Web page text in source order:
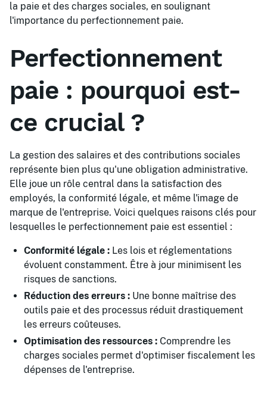
la paie et des charges sociales, en soulignant
l'importance du perfectionnement paie.
Perfectionnement
paie : pourquoi est-
ce crucial ?
La gestion des salaires et des contributions sociales
représente bien plus qu'une obligation administrative.
Elle joue un rôle central dans la satisfaction des
employés, la conformité légale, et même l'image de
marque de l'entreprise. Voici quelques raisons clés pour
lesquelles le perfectionnement paie est essentiel :
Conformité légale : Les lois et réglementations
évoluent constamment. Être à jour minimisent les
risques de sanctions.
Réduction des erreurs : Une bonne maîtrise des
outils paie et des processus réduit drastiquement
les erreurs coûteuses.
Optimisation des ressources : Comprendre les
charges sociales permet d'optimiser fiscalement les
dépenses de l'entreprise.